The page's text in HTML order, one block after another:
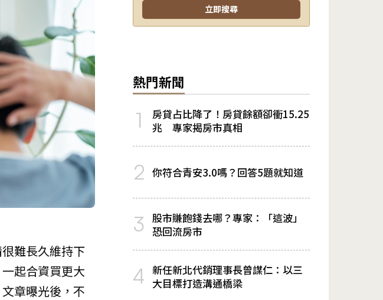
難長久維持下
起合資買更大
章曝光後，不
熱門新聞
1
房貸占比降了！房貸餘額卻衝15.25
兆 專家揭房市真相
2 你符合青安3.0嗎？回答5題就知道
3 股市賺飽錢去哪？專家：「這波」
恐回流房市
4 新任新北代銷理事長曾謀仁：以三
大目標打造溝通橋梁